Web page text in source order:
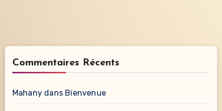
Commentaires Récents
Mahanydans Bienvenue